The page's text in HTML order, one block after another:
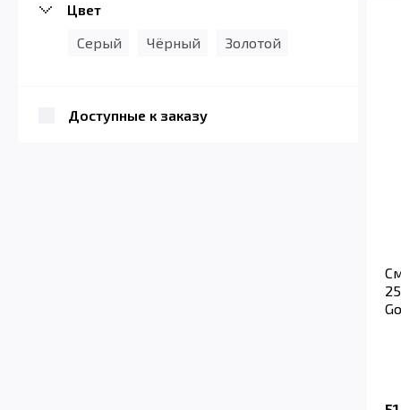
Цвет
Серый
Чёрный Золотой
Доступные к заказу